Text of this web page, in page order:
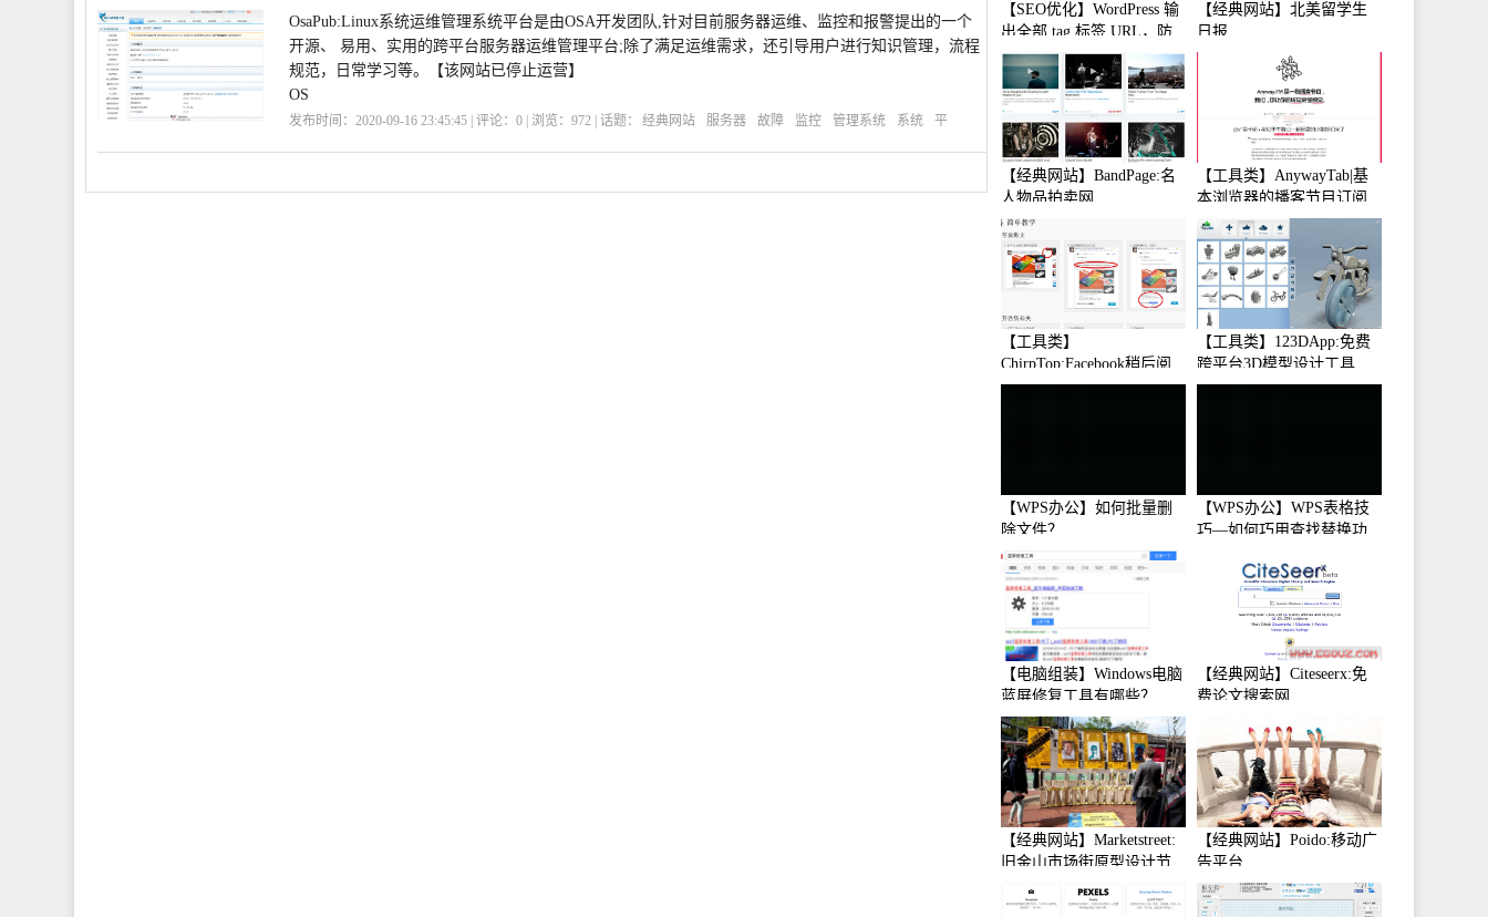
OsaPub:Linux系统运维管理系统平台是由OSA开发团队,针对目前服务器运维、监控和报警提出的一个
开源、 易用、实用的跨平台服务器运维管理平台;除了满足运维需求，还引导用户进行知识管理，流程
规范，日常学习等。【该网站已停止运营】
OS
发布时间：2020-09-16 23:45:45 | 评论：0 | 浏览：972 | 话题： 经典网站 服务器 故障 监控 管理系统 系统
平
台
OsaPub Linux
【SEO优化】WordPress 输
出全部 tag 标签 URL，防
止中文转码
【经典网站】北美留学生
日报
【经典网站】BandPage:名
人物品拍卖网
【工具类】AnywayTab|基
本浏览器的播客节目订阅
【工具类】
ChirpTop:Facebook稍后阅
读工具
【工具类】123DApp:免费
跨平台3D模型设计工具
【WPS办公】如何批量删
除文件？
【WPS办公】WPS表格技
巧—如何巧用查找替换功
【电脑组装】Windows电脑
蓝屏修复工具有哪些？
【经典网站】Citeseerx:免
费论文搜索网
【经典网站】Marketstreet:
旧金山市场街原型设计节
【经典网站】Poido:移动广
告平台